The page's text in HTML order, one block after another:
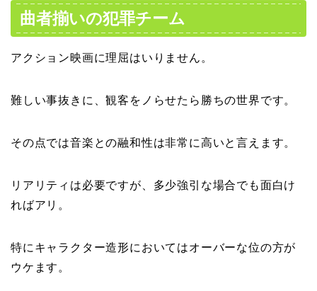
曲者揃いの犯罪チーム
アクション映画に理屈はいりません。
難しい事抜きに、観客をノらせたら勝ちの世界です。
その点では音楽との融和性は非常に高いと言えます。
リアリティは必要ですが、多少強引な場合でも面白け
ればアリ。
特にキャラクター造形においてはオーバーな位の方が
ウケます。